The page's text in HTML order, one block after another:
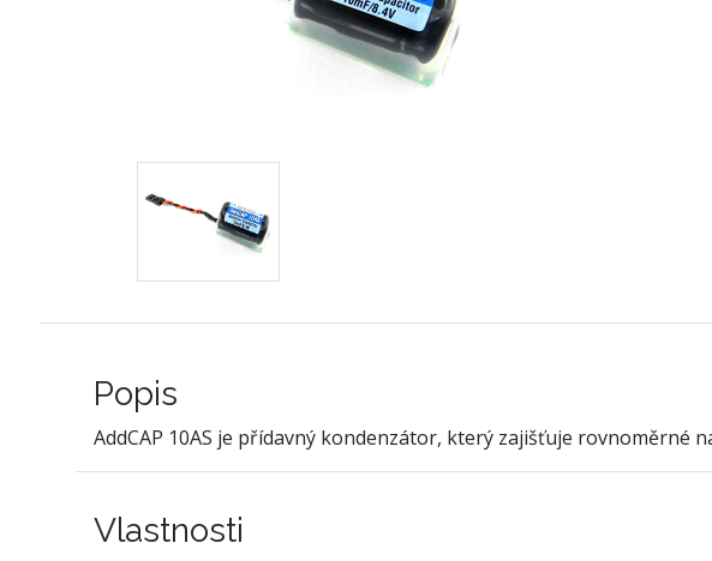
Popis
AddCAP 10AS je přídavný kondenzátor, který zajišťuje rovnoměrné
Vlastnosti